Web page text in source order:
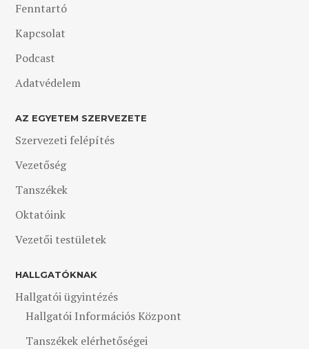
Fenntartó
Kapcsolat
Podcast
Adatvédelem
AZ EGYETEM SZERVEZETE
Szervezeti felépítés
Vezetőség
Tanszékek
Oktatóink
Vezetői testületek
HALLGATÓKNAK
Hallgatói ügyintézés
Hallgatói Információs Központ
Tanszékek elérhetőségei